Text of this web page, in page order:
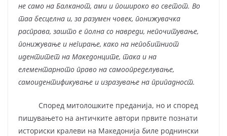
не само на Балканот, ами и пошироко во светот. Во
таа бесцелна и, за разумен човек, понижувачка
расправа, зашто е полна со навреди, непочитување,
понижување и негирање, како на непобитниот
идентитет на Македонците, така и на
елементарното право на самоопределување,
самоидентификување и изразување на припадност.
Според митолошките преданија, но и според
пишувањето на античките автори првите познати
историски кралеви на Македонија биле роднински